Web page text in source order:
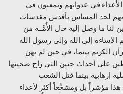
الأعداء في عدوانهم ويمعنون في
لحد المساس بأقدس مقدسات
لنا ما وصل إليه حال الأُمَّــة من
إلى الله وإلى رسول الله
الكريم بينما، في حين لم يهن
على أحداث جنين التي راح ضحيتها
إرهابية بينما قتل الشعب
مؤشراً بل ومشجِّعاً أكثر لأعداء